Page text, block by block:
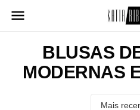
para
BLUSAS
MODERNAS